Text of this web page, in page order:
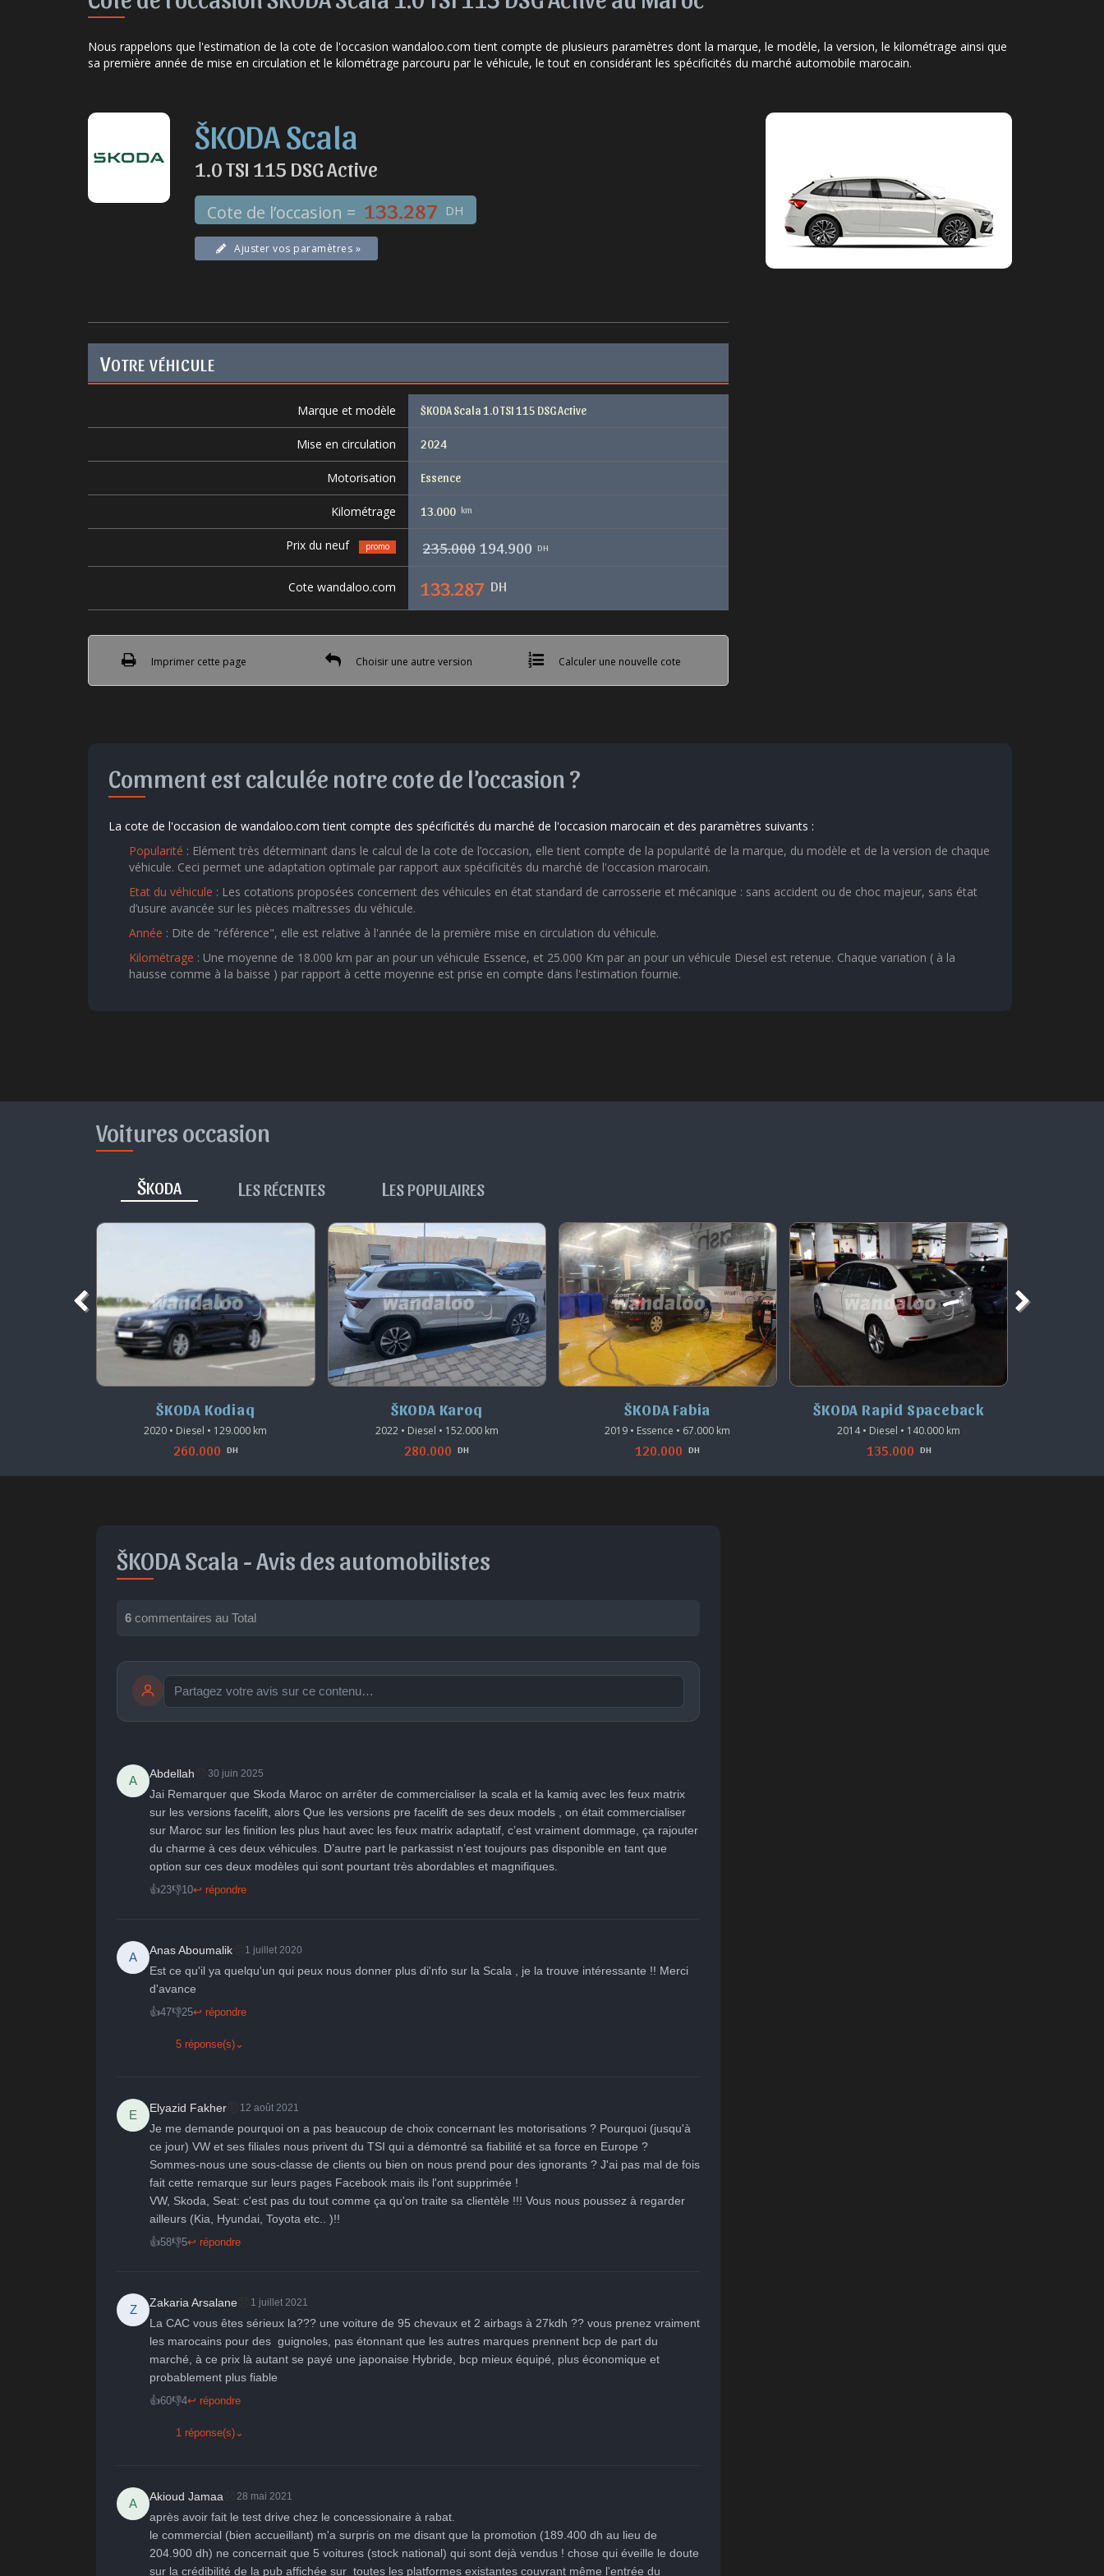
Nous rappelons que l'estimation de la cote de l'occasion wandaloo.com tient compte de plusieurs paramètres dont la marque, le modèle, la version, le kilométrage ainsi que
sa première année de mise en circulation et le kilométrage parcouru par le véhicule, le tout en considérant les spécificités du marché automobile marocain.
ŠKODA Scala
1.0 TSI 115 DSG Active
Cote de l’occasion = 133.287 DH
Ajuster vos paramètres »
VOTRE VÉHICULE
Marque et modèle ŠKODA Scala 1.0 TSI 115 DSG Active
Mise en circulation 2024
Motorisation Essence
Kilométrage 13.000 km
Prix du neuf promo 235.000 194.900 DH
Cote wandaloo.com 133.287 DH
Imprimer cette page Choisir une autre version Calculer une nouvelle cote
Comment est calculée notre cote de l’occasion ?
La cote de l'occasion de wandaloo.com tient compte des spécificités du marché de l'occasion marocain et des paramètres suivants :
Popularité : Elément très déterminant dans le calcul de la cote de l’occasion, elle tient compte de la popularité de la marque, du modèle et de la version de chaque
véhicule. Ceci permet une adaptation optimale par rapport aux spécificités du marché de l'occasion marocain.
Etat du véhicule : Les cotations proposées concernent des véhicules en état standard de carrosserie et mécanique : sans accident ou de choc majeur, sans état
d’usure avancée sur les pièces maîtresses du véhicule.
Année : Dite de "référence", elle est relative à l'année de la première mise en circulation du véhicule.
Kilométrage : Une moyenne de 18.000 km par an pour un véhicule Essence, et 25.000 Km par an pour un véhicule Diesel est retenue. Chaque variation ( à la
hausse comme à la baisse ) par rapport à cette moyenne est prise en compte dans l'estimation fournie.
Voitures occasion
ŠKODA L ES RÉCENTES L ES POPULAIRES
ŠKODA Kodiaq
2020 • Diesel • 129.000 km
260.000 DH
ŠKODA Karoq
2022 • Diesel • 152.000 km
280.000 DH
ŠKODA Fabia
2019 • Essence • 67.000 km
120.000 DH
ŠKODA Rapid Spaceback
2014 • Diesel • 140.000 km
135.000 DH
ŠKODA Scala -Avis des automobilistes
6 commentaires au Total
🤩 👏
Bravo Réjoui Content Surpris Déçu Enervé
publication immédiate Publier
A
Abdellah 30 juin 2025
Jai Remarquer que Skoda Maroc on arrêter de commercialiser la scala et la kamiq avec les feux matrix
sur les versions facelift, alors Que les versions pre facelift de ses deux models , on était commercialiser
sur Maroc sur les finition les plus haut avec les feux matrix adaptatif, c’est vraiment dommage, ça rajouter
du charme à ces deux véhicules. D’autre part le parkassist n’est toujours pas disponible en tant que
option sur ces deux modèles qui sont pourtant très abordables et magnifiques.
👍23👎10↩ répondre
A
Anas Aboumalik 1 juillet 2020
Est ce qu'il ya quelqu'un qui peux nous donner plus di'nfo sur la Scala , je la trouve intéressante !! Merci
d'avance
👍47👎25↩ répondre
5 réponse(s) ⌄
E
Elyazid Fakher 12 août 2021
Je me demande pourquoi on a pas beaucoup de choix concernant les motorisations ? Pourquoi (jusqu'à
ce jour) VW et ses filiales nous privent du TSI qui a démontré sa fiabilité et sa force en Europe ?
Sommes-nous une sous-classe de clients ou bien on nous prend pour des ignorants ? J'ai pas mal de fois
fait cette remarque sur leurs pages Facebook mais ils l'ont supprimée !
VW, Skoda, Seat: c'est pas du tout comme ça qu'on traite sa clientèle !!! Vous nous poussez à regarder
ailleurs (Kia, Hyundai, Toyota etc.. )!!
👍58👎5↩ répondre
Z
Zakaria Arsalane 1 juillet 2021
La CAC vous êtes sérieux la??? une voiture de 95 chevaux et 2 airbags à 27kdh ?? vous prenez vraiment
les marocains pour des  guignoles, pas étonnant que les autres marques prennent bcp de part du
marché, à ce prix là autant se payé une japonaise Hybride, bcp mieux équipé, plus économique et
probablement plus fiable
👍60👎4↩ répondre
1 réponse(s) ⌄
A
Akioud Jamaa 28 mai 2021
après avoir fait le test drive chez le concessionaire à rabat.
le commercial (bien accueillant) m'a surpris on me disant que la promotion (189.400 dh au lieu de
204.900 dh) ne concernait que 5 voitures (stock national) qui sont dejà vendus ! chose qui éveille le doute
sur la crédibilité de la pub affichée sur  toutes les platformes existantes couvrant même l'entrée du